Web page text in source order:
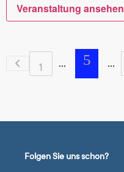
Veranstaltung ansehen
1 5
Folgen Sie uns schon?